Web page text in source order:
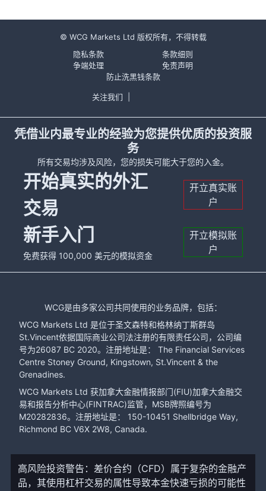
© WCG Markets Ltd 版权所有，不得转载
隐私条款
条款细则
争端处理
免责声明
防止洗黑钱条款
关注我们
凭借业内最专业的经验为您提供优质的投资服
务
所有交易均涉及风险，您的损失可能大于您的入金。
开始真实的外汇
交易
开立真实账
户
新手入门
免费获得 100,000 美元的模拟资金
开立模拟账
户
WCG是由多家公司共同使用的业务品牌，包括：
WCG Markets Ltd 是位于圣文森特和格林纳丁斯群岛
St.Vincent依据国际商业公司法注册的有限责任公司，公司编
号为26087 BC 2020。注册地址是： The Financial Services
Centre Stoney Ground, Kingstown, St.Vincent & the
Grenadines.
WCG Markets Ltd 获加拿大金融情报部门(FIU)加拿大金融交
易和报告分析中心(FINTRAC)监管，MSB牌照编号为
M20282836。注册地址是： 150-10451 Shellbridge Way,
Richmond BC V6X 2W8, Canada.
高风险投资警告：差价合约（CFD）属于复杂的金融产
品，其使用杠杆交易的属性导致本金快速亏损的可能性